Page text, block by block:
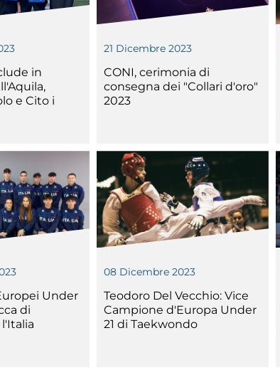
Competizioni
Affiliazioni e
Formazione
in
e Cito i
21 Dicembre 2023
CONI, cerimonia di
consegna dei "Collari d'oro"
2023
Under
di
08 Dicembre 2023
Teodoro Del Vecchio: Vice
Campione d'Europa Under
21 di Taekwondo